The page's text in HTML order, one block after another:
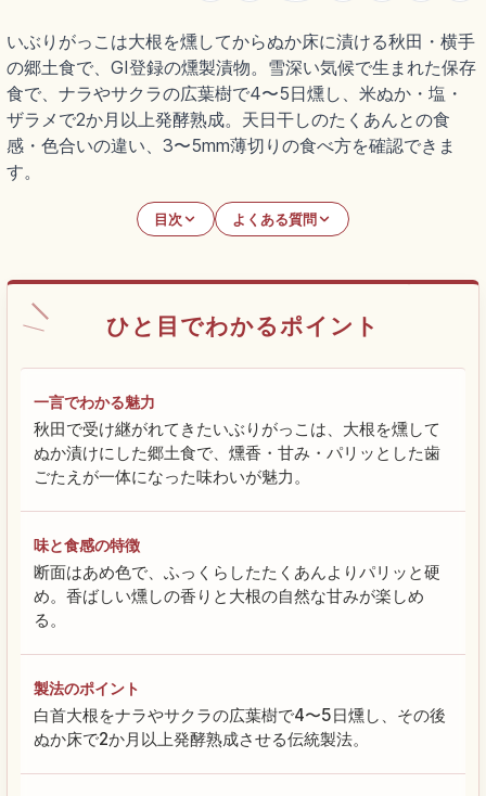
いぶりがっこは大根を燻してからぬか床に漬ける秋田・横手
の郷土食で、GI登録の燻製漬物。雪深い気候で生まれた保存
食で、ナラやサクラの広葉樹で4〜5日燻し、米ぬか・塩・
ザラメで2か月以上発酵熟成。天日干しのたくあんとの食
感・色合いの違い、3〜5mm薄切りの食べ方を確認できま
す。
目次 よくある質問
ひと目でわかるポイント
一言でわかる魅力
秋田で受け継がれてきたいぶりがっこは、大根を燻して
ぬか漬けにした郷土食で、燻香・甘み・パリッとした歯
ごたえが一体になった味わいが魅力。
味と食感の特徴
断面はあめ色で、ふっくらしたたくあんよりパリッと硬
め。香ばしい燻しの香りと大根の自然な甘みが楽しめ
る。
製法のポイント
白首大根をナラやサクラの広葉樹で4〜5日燻し、その後
ぬか床で2か月以上発酵熟成させる伝統製法。